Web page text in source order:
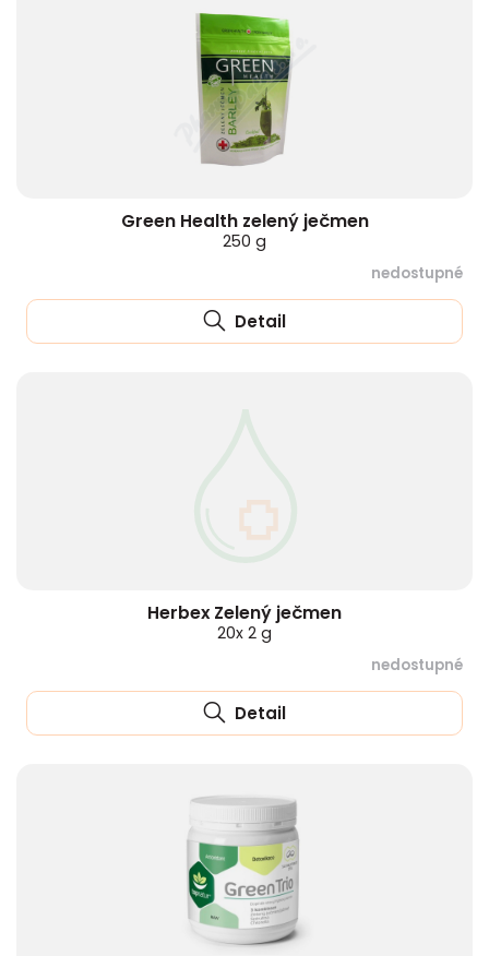
Green Health zelený ječmen
250 g
nedostupné
Detail
Herbex Zelený ječmen
20x 2 g
nedostupné
Detail